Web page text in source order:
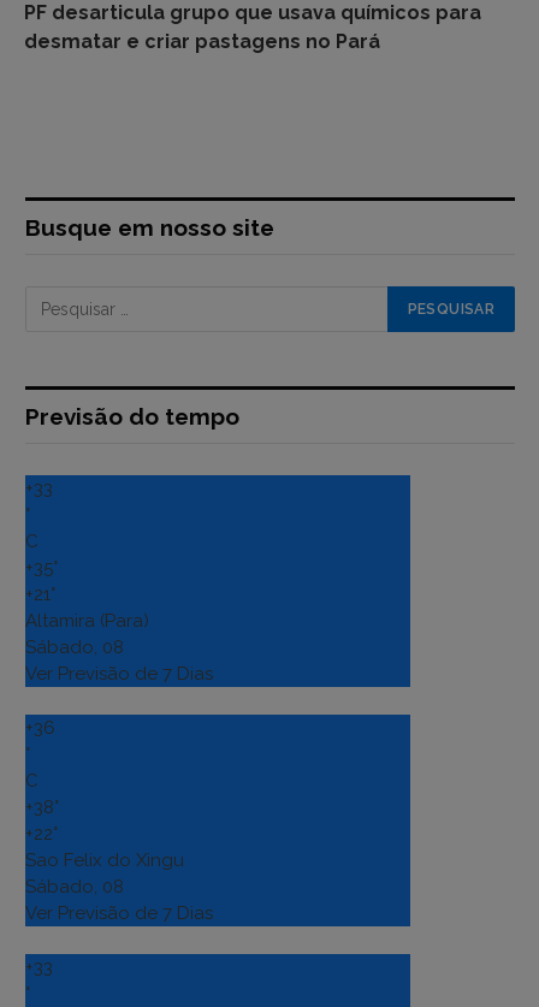
PF desarticula grupo que usava químicos para
desmatar e criar pastagens no Pará
Busque em nosso site
Previsão do tempo
+33
°
C
+35°
+21°
Altamira (Para)
Sábado, 08
Ver Previsão de 7 Dias
+36
°
C
+38°
+22°
Sao Felix do Xingu
Sábado, 08
Ver Previsão de 7 Dias
+33
°